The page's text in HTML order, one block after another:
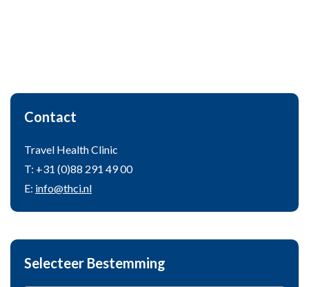
Contact
Travel Health Clinic
T: +31 (0)88 291 49 00
E: info@thci.nl
Selecteer Bestemming